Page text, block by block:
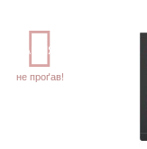
АКЦІЯ
не проґав!